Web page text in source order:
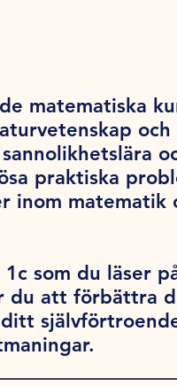
matematiska
praktiska
inom matematik
som du läser
du att förbättra